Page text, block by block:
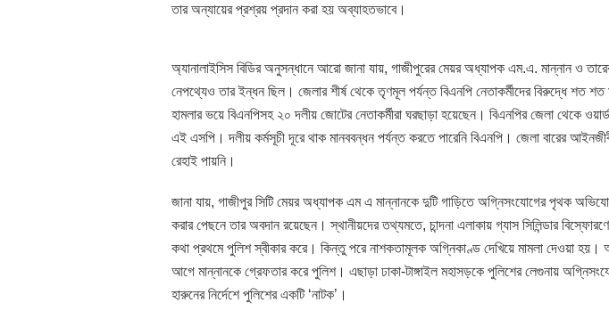
তার অন্যায়ের প্রশ্রয় প্রদান করা হয় অব্যাহতভাবে।
অ্যানালাইসিস বিডির অনুসন্ধানে আরো জানা যায়, গাজীপুরের মেয়র অধ্যাপক এম.এ. মান্নান ও তারেক
নেপথ্যেও তার ইন্ধন ছিল। জেলার শীর্ষ থেকে তৃণমূল পর্যন্ত বিএনপি নেতাকর্মীদের বিরুদ্ধে শত
হামলার ভয়ে বিএনপিসহ ২০ দলীয় জোটের নেতাকর্মীরা ঘরছাড়া হয়েছেন। বিএনপির জেলা থেকে
এই এসপি। দলীয় কর্মসূচী দূরে থাক মানববন্ধন পর্যন্ত করতে পারেনি বিএনপি। জেলা বারের
রেহাই পায়নি।
জানা যায়, গাজীপুর সিটি মেয়র অধ্যাপক এম এ মান্নানকে দুটি গাড়িতে অগ্নিসংযোগের পৃথক
করার পেছনে তার অবদান রয়েছেন। স্থানীয়দের তথ্যমতে, চান্দনা এলাকায় গ্যাস সিলিন্ডার
কথা প্রথমে পুলিশ স্বীকার করে। কিন্তু পরে নাশকতামূলক অগ্নিকাণ্ড দেখিয়ে মামলা দেওয়া
আগে মান্নানকে গ্রেফতার করে পুলিশ। এছাড়া ঢাকা-টাঙ্গাইল মহাসড়কে পুলিশের লেগুনায়
হারুনের নির্দেশে পুলিশের একটি ‘নাটক’।